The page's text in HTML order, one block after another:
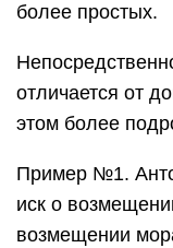
более простых.
отличается от
этом более
Пример №1.
иск о
возмещении